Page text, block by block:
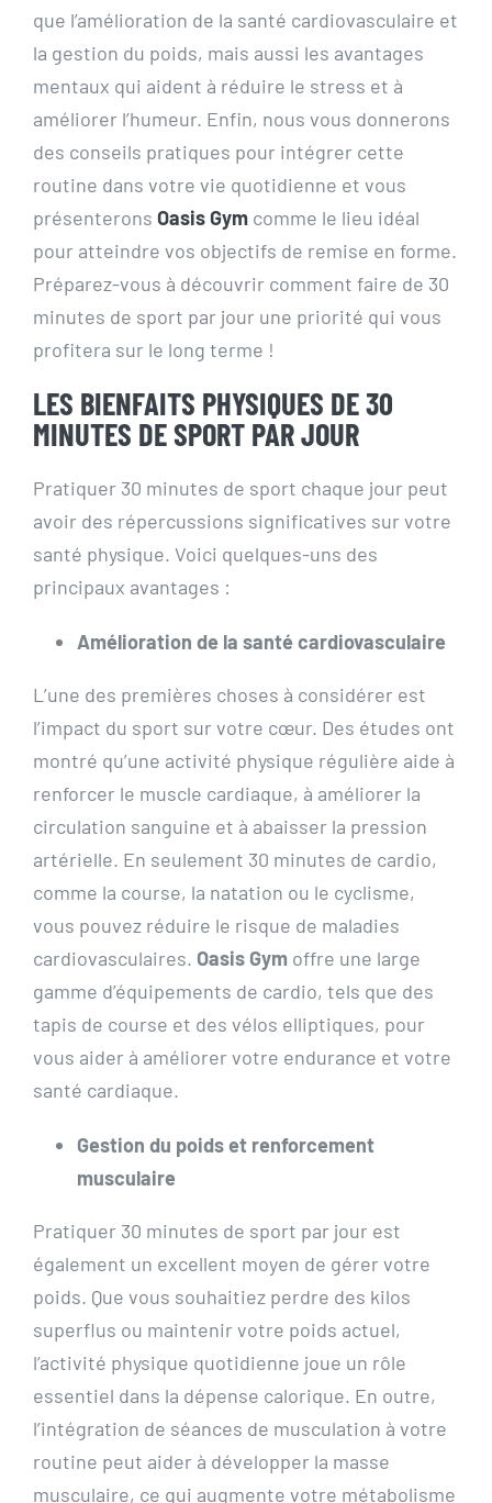
que l’amélioration de la santé cardiovasculaire et
la gestion du poids, mais aussi les avantages
mentaux qui aident à réduire le stress et à
améliorer l’humeur. Enfin, nous vous donnerons
des conseils pratiques pour intégrer cette
routine dans votre vie quotidienne et vous
présenterons Oasis Gymcomme le lieu idéal
pour atteindre vos objectifs de remise en forme.
Préparez-vous à découvrir comment faire de 30
minutes de sport par jour une priorité qui vous
profitera sur le long terme !
LES BIENFAITS PHYSIQUES DE 30
MINUTES DE SPORT PAR JOUR
Pratiquer 30 minutes de sport chaque jour peut
avoir des répercussions significatives sur votre
santé physique. Voici quelques-uns des
principaux avantages :
Amélioration de la santé cardiovasculaire
L’une des premières choses à considérer est
l’impact du sport sur votre cœur. Des études ont
montré qu’une activité physique régulière aide à
renforcer le muscle cardiaque, à améliorer la
circulation sanguine et à abaisser la pression
artérielle. En seulement 30 minutes de cardio,
comme la course, la natation ou le cyclisme,
vous pouvez réduire le risque de maladies
cardiovasculaires. Oasis Gymoffre une large
gamme d’équipements de cardio, tels que des
tapis de course et des vélos elliptiques, pour
vous aider à améliorer votre endurance et votre
santé cardiaque.
Gestion du poids et renforcement
musculaire
Pratiquer 30 minutes de sport par jour est
également un excellent moyen de gérer votre
poids. Que vous souhaitiez perdre des kilos
superflus ou maintenir votre poids actuel,
l’activité physique quotidienne joue un rôle
essentiel dans la dépense calorique. En outre,
l’intégration de séances de musculation à votre
routine peut aider à développer la masse
musculaire, ce qui augmente votre métabolisme